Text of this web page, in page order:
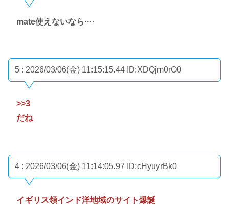
mate使えないなら····
5 : 2026/03/06(金) 11:15:15.44 ID:XDQjm0rO0
>>3
だね
4 : 2026/03/06(金) 11:14:05.97 ID:cHyuyrBk0
イギリス領インド洋地域のサイト爆誕